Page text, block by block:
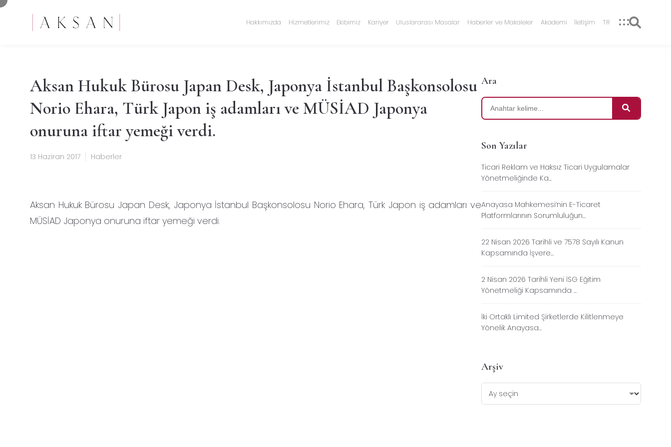
Hakkımızda Hizmetlerimiz Ekibimiz Kariyer Uluslararası Masalar Haberler ve Makaleler Akademi İletişim TR
Aksan Hukuk Bürosu Japan Desk, Japonya İstanbul Başkonsolosu
Norio Ehara, Türk Japon iş adamları ve MÜSİAD Japonya
onuruna iftar yemeği verdi.
13 Haziran 2017 Haberler
Aksan Hukuk Bürosu Japan Desk, Japonya İstanbul Başkonsolosu Norio Ehara, Türk Japon iş adamları ve
MÜSİAD Japonya onuruna iftar yemeği verdi.
Ara
Son Yazılar
Ticari Reklam ve Haksız Ticari Uygulamalar
Yönetmeliğinde Ka...
Anayasa Mahkemesi’nin E-Ticaret
Platformlarının Sorumluluğun...
22 Nisan 2026 Tarihli ve 7578 Sayılı Kanun
Kapsamında İşvere...
2 Nisan 2026 Tarihli Yeni İSG Eğitim
Yönetmeliği Kapsamında ...
İki Ortaklı Limited Şirketlerde Kilitlenmeye
Yönelik Anayasa...
Arşiv